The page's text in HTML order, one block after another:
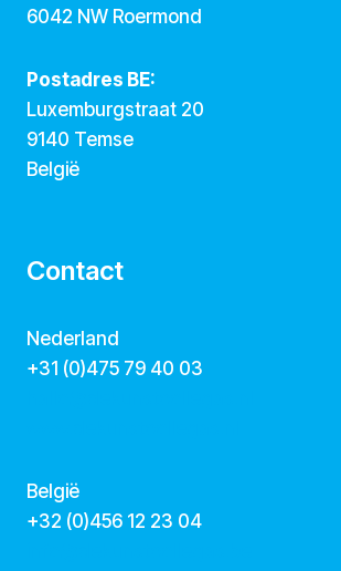
6042 NW Roermond
Postadres BE:
Luxemburgstraat 20
9140 Temse
België
Contact
Nederland
+31 (0)475 79 40 03
België
‭+32 (0)456 12 23 04‬